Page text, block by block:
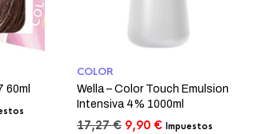
60ml
COLOR
Wella – Color Touch Emulsion
Intensiva 4% 1000ml
17,27€ El
9,90 €ElImpuestos